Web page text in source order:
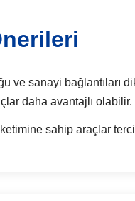
sanayi bağlantıları
daha avantajlı olabilir.
sahip araçlar